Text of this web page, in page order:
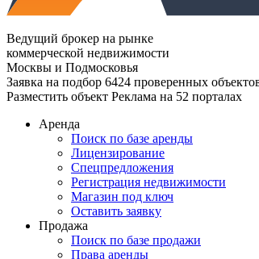
Ведущий брокер на рынке
коммерческой недвижимости
Москвы и Подмосковья
Заявка на подбор 6424 проверенных
Разместить объект Реклама на 52 порталах
Аренда
Поиск по базе аренды
Лицензирование
Спецпредложения
Регистрация недвижимости
Магазин под ключ
Оставить заявку
Продажа
Поиск по базе продажи
Права аренды